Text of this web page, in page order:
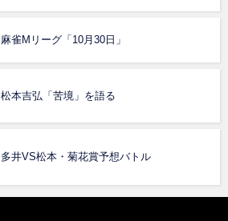
麻雀Mリーグ「10月30日」
松本吉弘「苦境」を語る
多井VS松本・菊花賞予想バトル